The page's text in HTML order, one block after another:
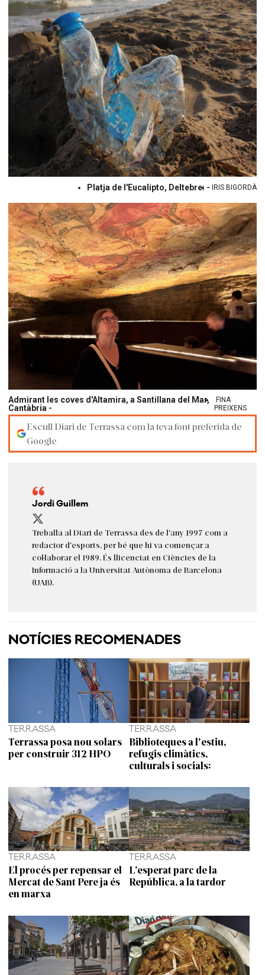
Platja de l'Eucalipto, Deltebre: - IRIS BIGORDÀ
Admirant les coves d'Altamira, a Santillana del Mar,
Cantàbria -
FINA
PREIXENS
Escull Diari de Terrassa com la teva font preferida de
Google
Jordi Guillem
Treballa al Diari de Terrassa des de l'any 1997 com a
redactor d'esports, per bé que hi va començar a
col·laborar el 1989. És llicenciat en Ciències de la
Informació a la Universitat Autònoma de Barcelona
(UAB).
NOTÍCIES RECOMENADES
TERRASSA
Terrassa posa nou solars
per construir 312 HPO
TERRASSA
Biblioteques a l'estiu,
refugis climàtics,
culturals i socials:
TERRASSA
El procés per repensar el
Mercat de Sant Pere ja és
en marxa
TERRASSA
L’esperat parc de la
República, a la tardor